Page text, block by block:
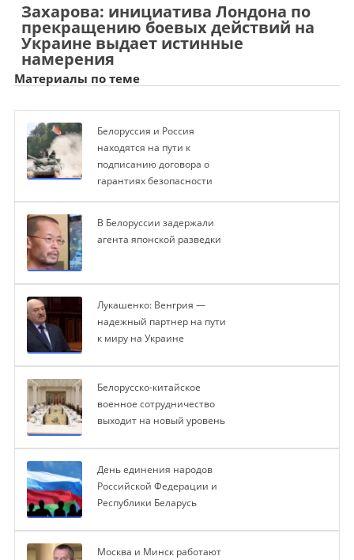
Захарова: инициатива Лондона по
прекращению боевых действий на
Украине выдает истинные
намерения
Материалы по теме
Белоруссия и Россия
находятся на пути к
подписанию договора о
гарантиях безопасности
В Белоруссии задержали
агента японской разведки
Лукашенко: Венгрия —
надежный партнер на пути
к миру на Украине
Белорусско-китайское
военное сотрудничество
выходит на новый уровень
День единения народов
Российской Федерации и
Республики Беларусь
Москва и Минск работают